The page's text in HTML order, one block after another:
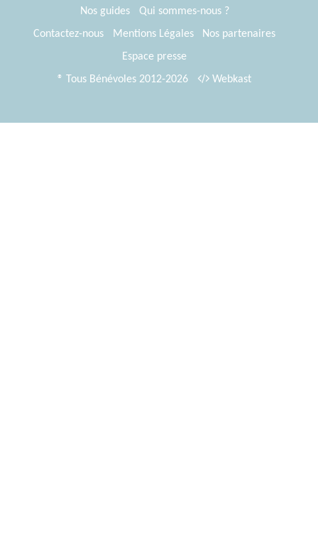
Nos guides
Qui sommes-nous ?
Contactez-nous
Mentions Légales
Nos partenaires
Espace presse
® Tous Bénévoles 2012-2026
Webkast